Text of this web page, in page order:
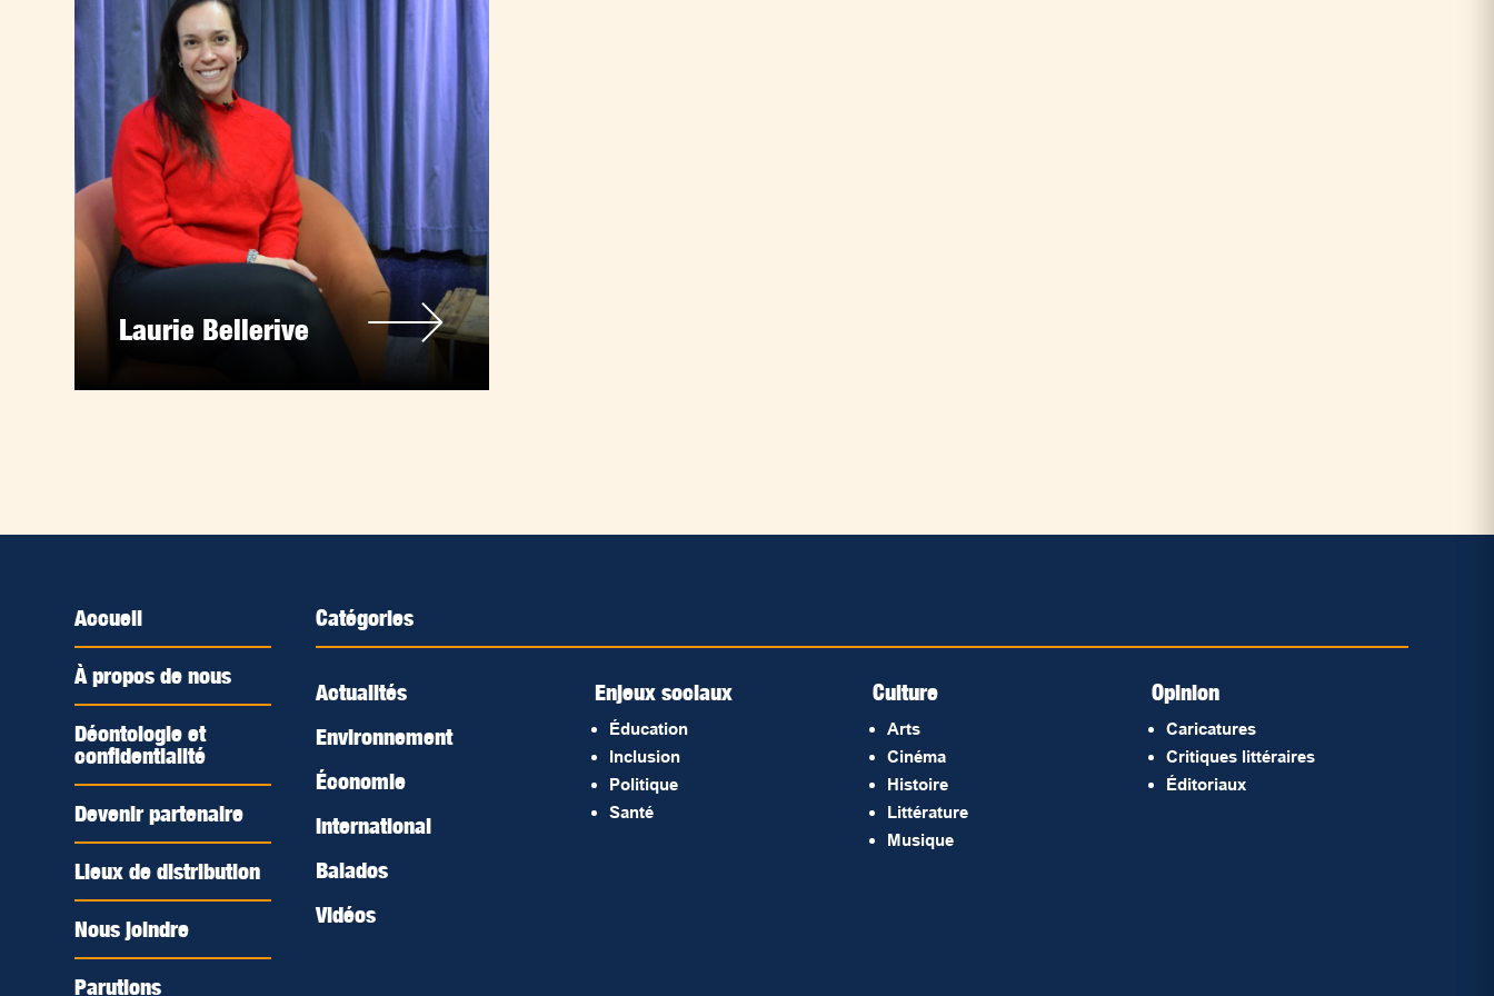
Laurie Bellerive
Accueil
À propos de nous
Déontologie et
confidentialité
Devenir partenaire
Lieux de distribution
Nous joindre
Parutions
Catégories
Actualités
Environnement
Économie
International
Balados
Vidéos
Enjeux sociaux
Éducation
Inclusion
Politique
Santé
Culture
Arts
Cinéma
Histoire
Littérature
Musique
Opinion
Caricatures
Critiques littéraires
Éditoriaux